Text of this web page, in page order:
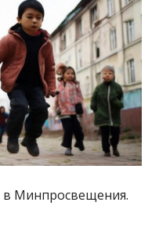
Минпросвещения.